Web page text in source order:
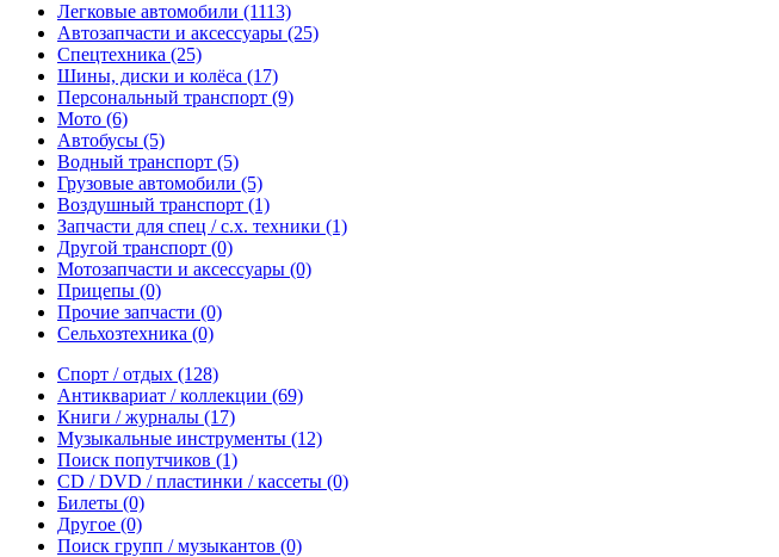
Легковые автомобили (1113)
Автозапчасти и аксессуары (25)
Спецтехника (25)
Шины, диски и колёса (17)
Персональный транспорт (9)
Мото (6)
Автобусы (5)
Водный транспорт (5)
Грузовые автомобили (5)
Воздушный транспорт (1)
Запчасти для спец / с.х. техники (1)
Другой транспорт (0)
Мотозапчасти и аксессуары (0)
Прицепы (0)
Прочие запчасти (0)
Сельхозтехника (0)
Спорт / отдых (128)
Антиквариат / коллекции (69)
Книги / журналы (17)
Музыкальные инструменты (12)
Поиск попутчиков (1)
CD / DVD / пластинки / кассеты (0)
Билеты (0)
Другое (0)
Поиск групп / музыкантов (0)